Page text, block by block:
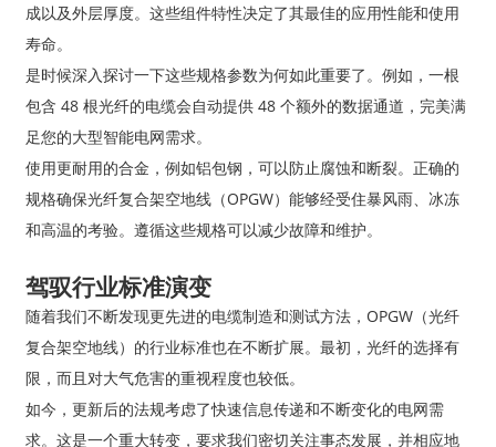
成以及外层厚度。这些组件特性决定了其最佳的应用性能和使用
寿命。
是时候深入探讨一下这些规格参数为何如此重要了。例如，一根
包含 48 根光纤的电缆会自动提供 48 个额外的数据通道，完美满
足您的大型智能电网需求。
使用更耐用的合金，例如铝包钢，可以防止腐蚀和断裂。正确的
规格确保光纤复合架空地线（OPGW）能够经受住暴风雨、冰冻
和高温的考验。遵循这些规格可以减少故障和维护。
驾驭行业标准演变
随着我们不断发现更先进的电缆制造和测试方法，OPGW（光纤
复合架空地线）的行业标准也在不断扩展。最初，光纤的选择有
限，而且对大气危害的重视程度也较低。
如今，更新后的法规考虑了快速信息传递和不断变化的电网需
求。这是一个重大转变，要求我们密切关注事态发展，并相应地